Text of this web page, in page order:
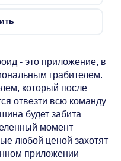
- это приложение, в
грабителем.
который после
отвезти всю команду
будет забита
момент
любой ценой захотят
приложении